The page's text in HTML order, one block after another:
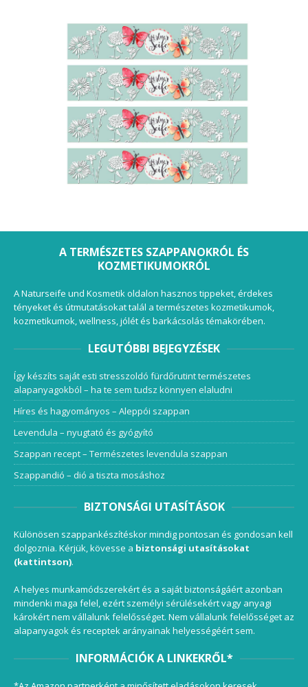
A TERMÉSZETES SZAPPANOKRÓL ÉS
KOZMETIKUMOKRÓL
A Naturseife und Kosmetik oldalon hasznos tippeket, érdekes
tényeket és útmutatásokat talál a természetes kozmetikumok,
kozmetikumok, wellness, jólét és barkácsolás témakörében.
LEGUTÓBBI BEJEGYZÉSEK
Így készíts saját esti stresszoldó fürdőrutint természetes
alapanyagokból – ha te sem tudsz könnyen elaludni
Híres és hagyományos – Aleppói szappan
Levendula – nyugtató és gyógyító
Szappan recept – Természetes levendula szappan
Szappandió – dió a tiszta mosáshoz
BIZTONSÁGI UTASÍTÁSOK
Különösen szappankészítéskor mindig pontosan és gondosan kell
dolgoznia. Kérjük, kövesse a biztonsági utasításokat
(kattintson).
A helyes munkamódszerekért és a saját biztonságáért azonban
mindenki maga felel, ezért személyi sérülésekért vagy anyagi
károkért nem vállalunk felelősséget. Nem vállalunk felelősséget az
alapanyagok és receptek arányainak helyességéért sem.
INFORMÁCIÓK A LINKEKRŐL*